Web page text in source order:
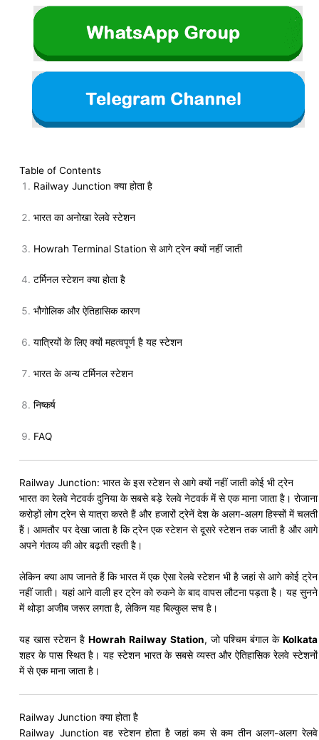
Table of Contents
Railway Junction क्या होता है
भारत का अनोखा रेलवे स्टेशन
Howrah Terminal Station से आगे ट्रेन क्यों नहीं जाती
टर्मिनल स्टेशन क्या होता है
भौगोलिक और ऐतिहासिक कारण
यात्रियों के लिए क्यों महत्वपूर्ण है यह स्टेशन
भारत के अन्य टर्मिनल स्टेशन
निष्कर्ष
FAQ
Railway Junction: भारत के इस स्टेशन से आगे क्यों नहीं जाती कोई भी ट्रेन
भारत का रेलवे नेटवर्क दुनिया के सबसे बड़े रेलवे नेटवर्क में से एक माना जाता है। रोजाना
करोड़ों लोग ट्रेन से यात्रा करते हैं और हजारों ट्रेनें देश के अलग-अलग हिस्सों में चलती
हैं। आमतौर पर देखा जाता है कि ट्रेन एक स्टेशन से दूसरे स्टेशन तक जाती है और आगे
अपने गंतव्य की ओर बढ़ती रहती है।
लेकिन क्या आप जानते हैं कि भारत में एक ऐसा रेलवे स्टेशन भी है जहां से आगे कोई ट्रेन
नहीं जाती। यहां आने वाली हर ट्रेन को रुकने के बाद वापस लौटना पड़ता है। यह सुनने
में थोड़ा अजीब जरूर लगता है, लेकिन यह बिल्कुल सच है।
यह खास स्टेशन हैHowrah Railway Station, जो पश्चिम बंगाल के Kolkata
शहर के पास स्थित है। यह स्टेशन भारत के सबसे व्यस्त और ऐतिहासिक रेलवे स्टेशनों
में से एक माना जाता है।
Railway Junction क्या होता है
Railway Junction वह स्टेशन होता है जहां कम से कम तीन अलग-अलग रेलवे